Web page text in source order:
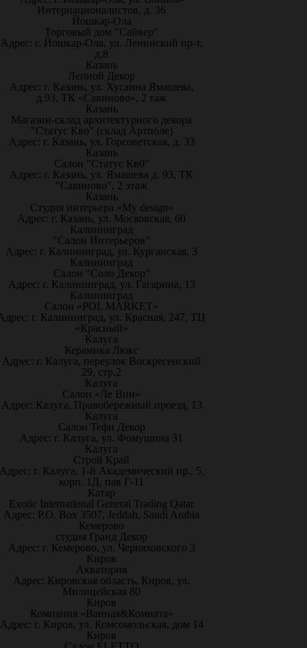
Интернационалистов, д. 36
Йошкар-Ола
Торговый дом "Сайвер"
Адрес: г. Йошкар-Ола, ул. Ленинский пр-т,
д.8
Казань
Лепной Декор
Адрес: г. Казань, ул. Хусаина Ямашева,
д.93, ТК «Савиново», 2 таж
Казань
Магазин-склад архитектурного декора
"Статус Кво" (склад Артполе)
Адрес: г. Казань, ул. Горсоветская, д. 33
Казань
Салон "Статус Кв0"
Адрес: г. Казань, ул. Ямашева д. 93, ТК
"Савиново", 2 этаж
Казань
Студия интерьера «My design»
Адрес: г. Казань, ул. Московская, 60
Калининград
"Салон Интерьеров"
Адрес: г. Калининград, ул. Курганская, 3
Калининград
Салон "Соло Декор"
Адрес: г. Калининград, ул. Гагарина, 13
Калининград
Салон «POL MARKET»
г. Калининград, ул. Красная, 247, ТЦ
«Красный»
Калуга
Керамика Люкс
Адрес: г. Калуга, переулок Воскресенский
29, стр.2
Калуга
Салон «Ле Вин»
Адрес: Калуга, Правобережный проезд, 13
Калуга
Салон Тефи Декор
Адрес: г. Калуга, ул. Фомушина 31
Калуга
Строй Край
г. Калуга, 1-й Академический пр., 5,
корп. 1Д, пав Г-11
Катар
Exotic International General Trading Qatar
Адрес: P.O. Box 3507, Jeddah, Saudi Arabia
Кемерово
студия Гранд Декор
Адрес: г. Кемерово, ул. Черняховского 3
Киров
Акватория
Адрес: Кировская область, Киров, ул.
Милицейская 80
Киров
Компания «Ванная&Комната»
Адрес: г. Киров, ул. Комсомольская, дом 14
Киров